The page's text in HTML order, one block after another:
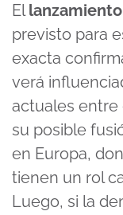
El
previsto para
exacta
verá
actuales entre
su posible
en Europa,
tienen un rol
Luego, si la